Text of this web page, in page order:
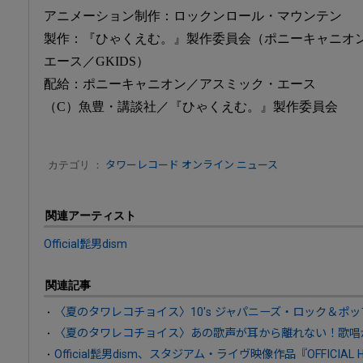
アニメーション制作：ロックンロール・マウンテン
製作：『ひゃくえむ。』製作委員会（ポニーキャニオ
エース／GKIDS）
配給：ポニーキャニオン／アスミック・エース
（C）魚豊・講談社／『ひゃくえむ。』製作委員会
カテゴリ ： タワーレコード オンライン ニュース
関連アーティスト
Official髭男dism
関連記事
〈夏のタワレコチョイス〉10's ジャパニーズ・ロック＆ポ
〈夏のタワレコチョイス〉あの歌声が耳から離れない！歌
Official髭男dism、スタジアム・ライヴ映像作品『OFFICIAL